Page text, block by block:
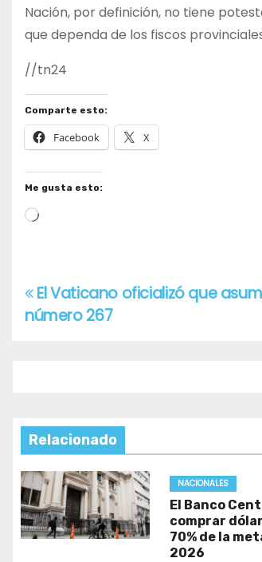
Nación, por definición, no tiene
que dependa de los fiscos
//tn24
Comparte esto:
Facebook X
Me gusta esto:
Cargando...
Navegación
de
El Vaticano oficializó que
número 267
Relacionado
NACIONALES
El Banco
comprar
70% de la
2026